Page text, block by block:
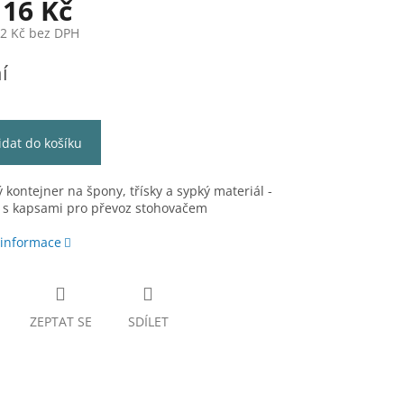
Kč
Kč bez DPH
do košíku
kontejner na špony, třísky a sypký materiál -
kapsami pro převoz stohovačem
ZEPTAT SE SDÍLET